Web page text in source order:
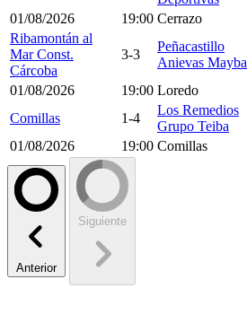
01/08/2026 19:00 Cerrazo
Ribamontán al
Mar Const.
Cárcoba
3-3
Peñacastillo
Anievas Mayba
01/08/2026 19:00 Loredo
Comillas
1-4
Los Remedios
Grupo Teiba
01/08/2026
19:00 Comillas
Anterior
Siguiente